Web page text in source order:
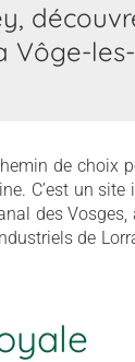
Vôge-
de choix
C’est un
des
de